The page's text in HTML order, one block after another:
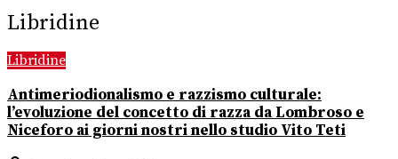
Libridine
Libridine
Antimeriodionalismo e razzismo culturale:
l’evoluzione del concetto di razza da Lombroso e
Niceforo ai giorni nostri nello studio Vito Teti